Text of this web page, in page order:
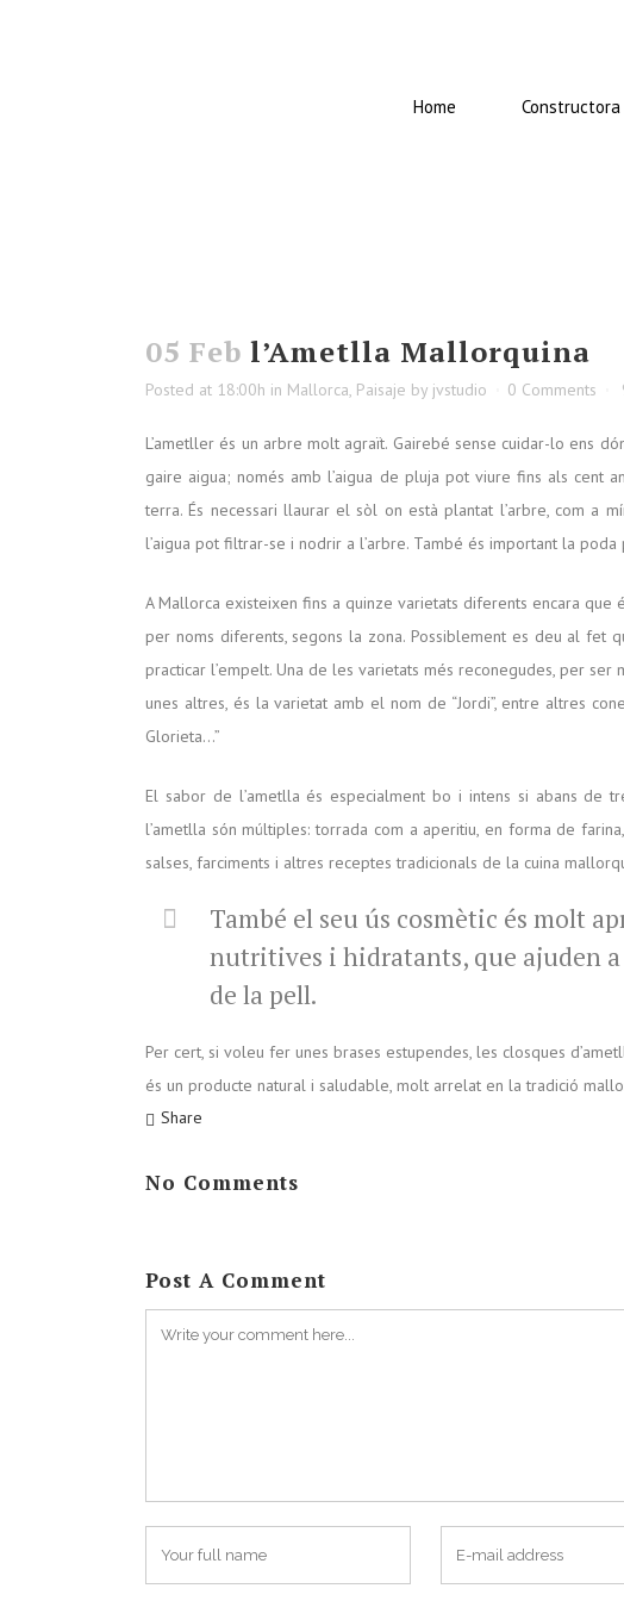
Home Constructora
05 Feb l’Ametlla Mallorquina
Posted at 18:00h in Mallorca, Paisaje by jvstudio 0 Comments
L’ametller és un arbre molt agraït. Gairebé sense cuidar-lo ens
gaire aigua; només amb l’aigua de pluja pot viure fins als cent
terra. És necessari llaurar el sòl on està plantat l’arbre, com a
l’aigua pot filtrar-se i nodrir a l’arbre. També és important la
A Mallorca existeixen fins a quinze varietats diferents encara
per noms diferents, segons la zona. Possiblement es deu al fet
practicar l’empelt. Una de les varietats més reconegudes, per ser
unes altres, és la varietat amb el nom de “Jordi”, entre altres
Glorieta…”
El sabor de l’ametlla és especialment bo i intens si abans de
l’ametlla són múltiples: torrada com a aperitiu, en forma de
salses, farciments i altres receptes tradicionals de la cuina
També el seu ús cosmètic és molt
nutritives i hidratants, que ajuden
de la pell.
Per cert, si voleu fer unes brases estupendes, les closques
és un producte natural i saludable, molt arrelat en la tradició
Share
No Comments
Post A Comment